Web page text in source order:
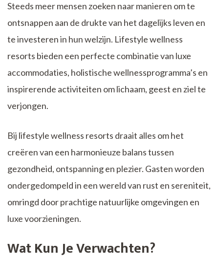
Steeds meer mensen zoeken naar manieren om te
ontsnappen aan de drukte van het dagelijks leven en
te investeren in hun welzijn. Lifestyle wellness
resorts bieden een perfecte combinatie van luxe
accommodaties, holistische wellnessprogramma’s en
inspirerende activiteiten om lichaam, geest en ziel te
verjongen.
Bij lifestyle wellness resorts draait alles om het
creëren van een harmonieuze balans tussen
gezondheid, ontspanning en plezier. Gasten worden
ondergedompeld in een wereld van rust en sereniteit,
omringd door prachtige natuurlijke omgevingen en
luxe voorzieningen.
Wat Kun Je Verwachten?